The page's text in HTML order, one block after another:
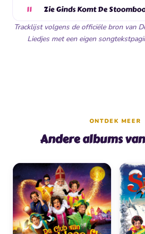
11 Zie Ginds Komt De
Tracklijst volgens de officiële bron van
Liedjes met een eigen
ONTDEK MEER
Andere albums